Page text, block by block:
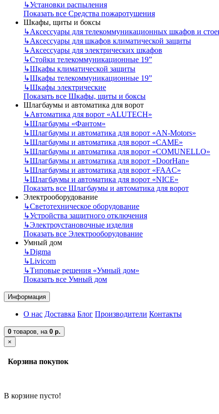
↳Установки распыления
Показать все Средства пожаротушения
Шкафы, щиты и боксы
↳Аксессуары для телекоммуникационных шкафов и
↳Аксессуары для шкафов климатической защиты
↳Аксессуары для электрических шкафов
↳Стойки телекоммуникационные 19”
↳Шкафы климатической защиты
↳Шкафы телекоммуникационные 19”
↳Шкафы электрические
Показать все Шкафы, щиты и боксы
Шлагбаумы и автоматика для ворот
↳Автоматика для ворот «ALUTECH»
↳Шлагбаумы «Фантом»
↳Шлагбаумы и автоматика для ворот «AN-Motors»
↳Шлагбаумы и автоматика для ворот «CAME»
↳Шлагбаумы и автоматика для ворот «COMUNELLO»
↳Шлагбаумы и автоматика для ворот «DoorHan»
↳Шлагбаумы и автоматика для ворот «FAAC»
↳Шлагбаумы и автоматика для ворот «NICE»
Показать все Шлагбаумы и автоматика для ворот
Электрооборудование
↳Светотехническое оборудование
↳Устройства защитного отключения
↳Электроустановочные изделия
Показать все Электрооборудование
Умный дом
↳Digma
↳Livicom
↳Типовые решения «Умный дом»
Показать все Умный дом
Информация
О нас Доставка Блог Производители Контакты
0 товаров, на 0 р.
×
Корзина покупок
В корзине пусто!